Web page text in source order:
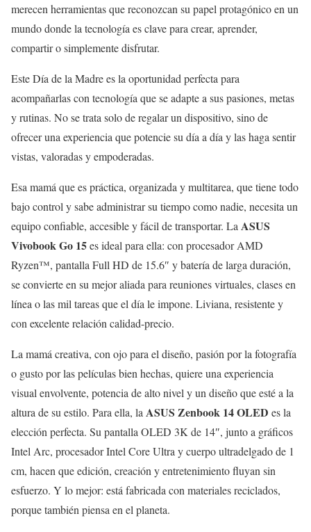
merecen herramientas que reconozcan su papel protagónico en un
mundo donde la tecnología es clave para crear, aprender,
compartir o simplemente disfrutar.
Este Día de la Madre es la oportunidad perfecta para
acompañarlas con tecnología que se adapte a sus pasiones, metas
y rutinas. No se trata solo de regalar un dispositivo, sino de
ofrecer una experiencia que potencie su día a día y las haga sentir
vistas, valoradas y empoderadas.
Esa mamá que es práctica, organizada y multitarea, que tiene todo
bajo control y sabe administrar su tiempo como nadie, necesita un
equipo confiable, accesible y fácil de transportar. La ASUS
Vivobook Go 15es ideal para ella: con procesador AMD
Ryzen™, pantalla Full HD de 15.6″ y batería de larga duración,
se convierte en su mejor aliada para reuniones virtuales, clases en
línea o las mil tareas que el día le impone. Liviana, resistente y
con excelente relación calidad-precio.
La mamá creativa, con ojo para el diseño, pasión por la fotografía
o gusto por las películas bien hechas, quiere una experiencia
visual envolvente, potencia de alto nivel y un diseño que esté a la
altura de su estilo. Para ella, la ASUS Zenbook 14 OLED es la
elección perfecta. Su pantalla OLED 3K de 14″, junto a gráficos
Intel Arc, procesador Intel Core Ultra y cuerpo ultradelgado de 1
cm, hacen que edición, creación y entretenimiento fluyan sin
esfuerzo. Y lo mejor: está fabricada con materiales reciclados,
porque también piensa en el planeta.